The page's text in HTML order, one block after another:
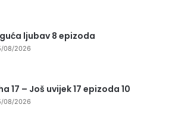
ljubav 8 epizoda
08/2026
17 – Još uvijek 17 epizoda 10
08/2026